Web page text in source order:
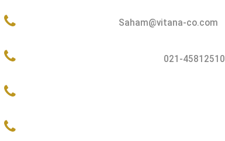
Saham@vitana-co.com
021-45812510